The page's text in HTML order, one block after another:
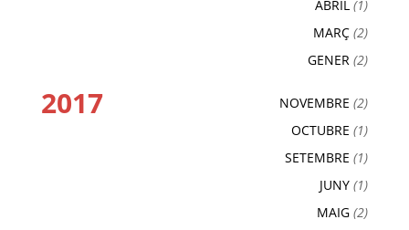
ABRIL (1)
MARÇ (2)
GENER (2)
2017 NOVEMBRE (2)
OCTUBRE (1)
SETEMBRE (1)
JUNY (1)
MAIG (2)